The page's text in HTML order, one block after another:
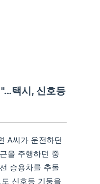
택시, 신호등
A씨가 운전하던
을 주행하던 중
승용차를 추돌
신호등 기둥을